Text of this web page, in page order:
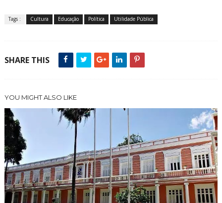
Tags : Cultura Educação Política Utilidade Pública
SHARE THIS
YOU MIGHT ALSO LIKE